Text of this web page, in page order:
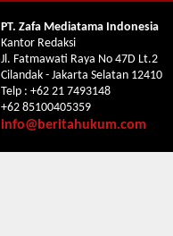
PT. Zafa Mediatama Indonesia
Kantor Redaksi
Jl. Fatmawati Raya No 47D Lt.2
Cilandak - Jakarta Selatan 12410
Telp : +62 21 7493148
+62 85100405359
info@beritahukum.com